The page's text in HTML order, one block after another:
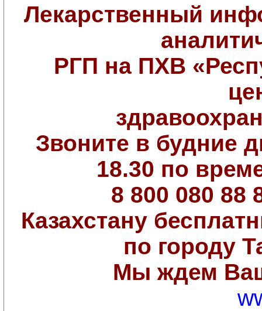
Лекарственный
РГП на ПХВ
Звоните в будние
18.30 по
8 800 080 88
Казахстану
по городу
Мы ждем